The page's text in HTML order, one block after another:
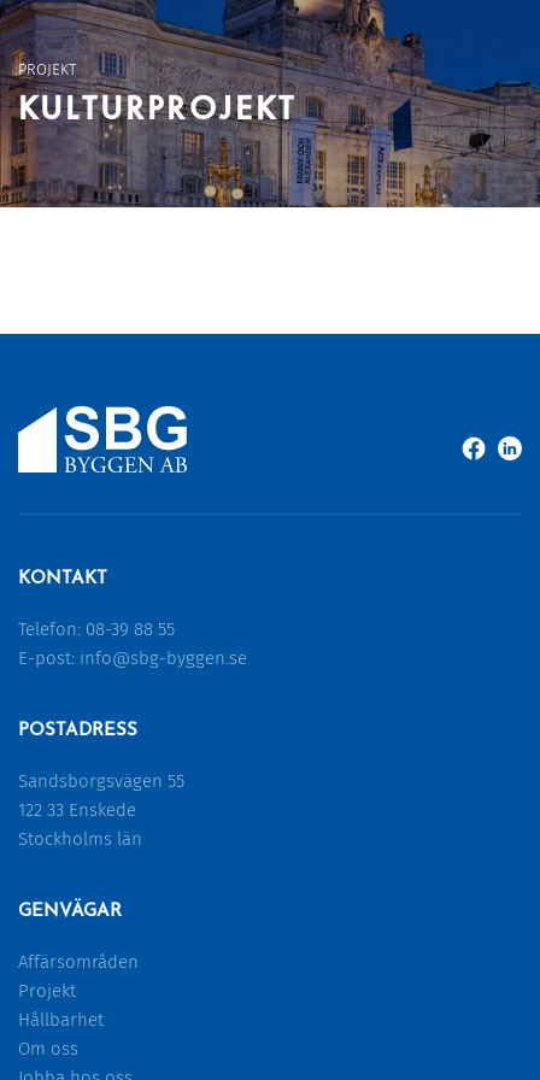
PROJEKT
KULTURPROJEKT
KONTAKT
Telefon: 08-39 88 55
E-post: info@sbg-byggen.se
POSTADRESS
Sandsborgsvägen 55
122 33 Enskede
Stockholms län
GENVÄGAR
Affärsområden
Projekt
Hållbarhet
Om oss